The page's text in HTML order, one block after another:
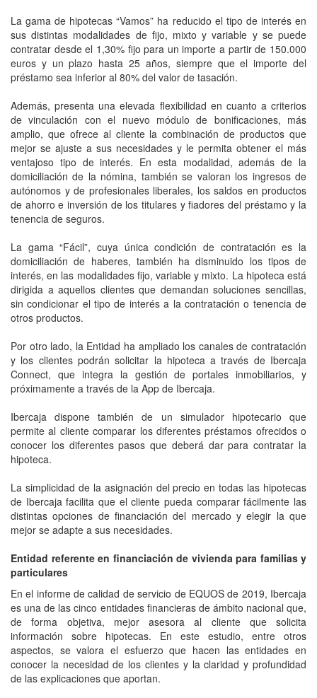
La gama de hipotecas “Vamos” ha reducido el tipo de interés en
sus distintas modalidades de fijo, mixto y variable y se puede
contratar desde el 1,30% fijo para un importe a partir de 150.000
euros y un plazo hasta 25 años, siempre que el importe del
préstamo sea inferior al 80% del valor de tasación.
Además, presenta una elevada flexibilidad en cuanto a criterios
de vinculación con el nuevo módulo de bonificaciones, más
amplio, que ofrece al cliente la combinación de productos que
mejor se ajuste a sus necesidades y le permita obtener el más
ventajoso tipo de interés. En esta modalidad, además de la
domiciliación de la nómina, también se valoran los ingresos de
autónomos y de profesionales liberales, los saldos en productos
de ahorro e inversión de los titulares y fiadores del préstamo y la
tenencia de seguros.
La gama “Fácil”, cuya única condición de contratación es la
domiciliación de haberes, también ha disminuido los tipos de
interés, en las modalidades fijo, variable y mixto. La hipoteca está
dirigida a aquellos clientes que demandan soluciones sencillas,
sin condicionar el tipo de interés a la contratación o tenencia de
otros productos.
Por otro lado, la Entidad ha ampliado los canales de contratación
y los clientes podrán solicitar la hipoteca a través de Ibercaja
Connect, que integra la gestión de portales inmobiliarios, y
próximamente a través de la App de Ibercaja.
Ibercaja dispone también de un simulador hipotecario que
permite al cliente comparar los diferentes préstamos ofrecidos o
conocer los diferentes pasos que deberá dar para contratar la
hipoteca.
La simplicidad de la asignación del precio en todas las hipotecas
de Ibercaja facilita que el cliente pueda comparar fácilmente las
distintas opciones de financiación del mercado y elegir la que
mejor se adapte a sus necesidades.
Entidad referente en financiación de vivienda para familias y
particulares
En el informe de calidad de servicio de EQUOS de 2019, Ibercaja
es una de las cinco entidades financieras de ámbito nacional que,
de forma objetiva, mejor asesora al cliente que solicita
información sobre hipotecas. En este estudio, entre otros
aspectos, se valora el esfuerzo que hacen las entidades en
conocer la necesidad de los clientes y la claridad y profundidad
de las explicaciones que aportan.